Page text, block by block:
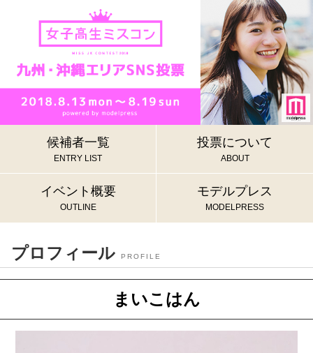
候補者一覧
ENTRY LIST
投票について
ABOUT
イベント概要
OUTLINE
モデルプレス
MODELPRESS
プロフィール PROFILE
まいこはん